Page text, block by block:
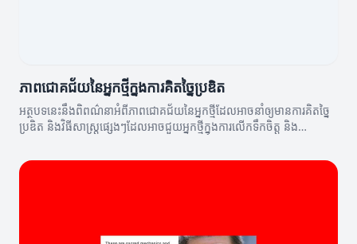
ភាពជោគជ័យនៃអ្នកថ្មីក្នុងការគិតច្នៃប្រឌិត
អត្ថបទនេះនឹងពិពណ៌នាអំពីភាពជោគជ័យនៃអ្នកថ្មីដែលអាចនាំឲ្យមានការគិតច្នៃ
ប្រឌិត និងវិធីសាស្រ្តផ្សេងៗដែលអាចជួយអ្នកថ្មីក្នុងការលើកទឹកចិត្ត និង